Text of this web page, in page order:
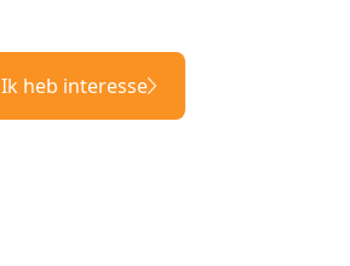
Ik heb interesse